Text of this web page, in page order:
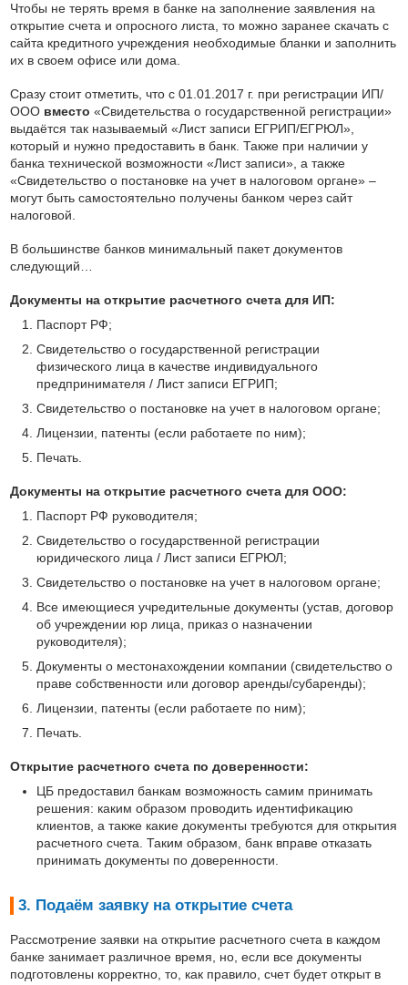
Чтобы не терять время в банке на заполнение заявления на
открытие счета и опросного листа, то можно заранее скачать с
сайта кредитного учреждения необходимые бланки и заполнить
их в своем офисе или дома.
Сразу стоит отметить, что с 01.01.2017 г. при регистрации ИП/
ООО вместо «Свидетельства о государственной регистрации»
выдаётся так называемый «Лист записи ЕГРИП/ЕГРЮЛ»,
который и нужно предоставить в банк. Также при наличии у
банка технической возможности «Лист записи», а также
«Свидетельство о постановке на учет в налоговом органе» –
могут быть самостоятельно получены банком через сайт
налоговой.
В большинстве банков минимальный пакет документов
следующий…
Документы на открытие расчетного счета для ИП:
Паспорт РФ;
Свидетельство о государственной регистрации
физического лица в качестве индивидуального
предпринимателя / Лист записи ЕГРИП;
Свидетельство о постановке на учет в налоговом органе;
Лицензии, патенты (если работаете по ним);
Печать.
Документы на открытие расчетного счета для ООО:
Паспорт РФ руководителя;
Свидетельство о государственной регистрации
юридического лица / Лист записи ЕГРЮЛ;
Свидетельство о постановке на учет в налоговом органе;
Все имеющиеся учредительные документы (устав, договор
об учреждении юр лица, приказ о назначении
руководителя);
Документы о местонахождении компании (свидетельство о
праве собственности или договор аренды/субаренды);
Лицензии, патенты (если работаете по ним);
Печать.
Открытие расчетного счета по доверенности:
ЦБ предоставил банкам возможность самим принимать
решения: каким образом проводить идентификацию
клиентов, а также какие документы требуются для открытия
расчетного счета. Таким образом, банк вправе отказать
принимать документы по доверенности.
3. Подаём заявку на открытие счета
Рассмотрение заявки на открытие расчетного счета в каждом
банке занимает различное время, но, если все документы
подготовлены корректно, то, как правило, счет будет открыт в